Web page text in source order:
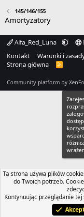
145/146/155
Amortyzatory
Alfa_Red_Luna
Kontakt
Warunki i
Strona główna
R
Community platform by
Ta strona używa plików
do Twoich potrzeb.
Kontynuując przeglądanie